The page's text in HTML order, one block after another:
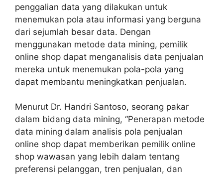
penggalian data yang dilakukan untuk
menemukan pola atau informasi yang berguna
dari sejumlah besar data. Dengan
menggunakan metode data mining, pemilik
online shop dapat menganalisis data penjualan
mereka untuk menemukan pola-pola yang
dapat membantu meningkatkan penjualan.
Menurut Dr. Handri Santoso, seorang pakar
dalam bidang data mining, “Penerapan metode
data mining dalam analisis pola penjualan
online shop dapat memberikan pemilik online
shop wawasan yang lebih dalam tentang
preferensi pelanggan, tren penjualan, dan